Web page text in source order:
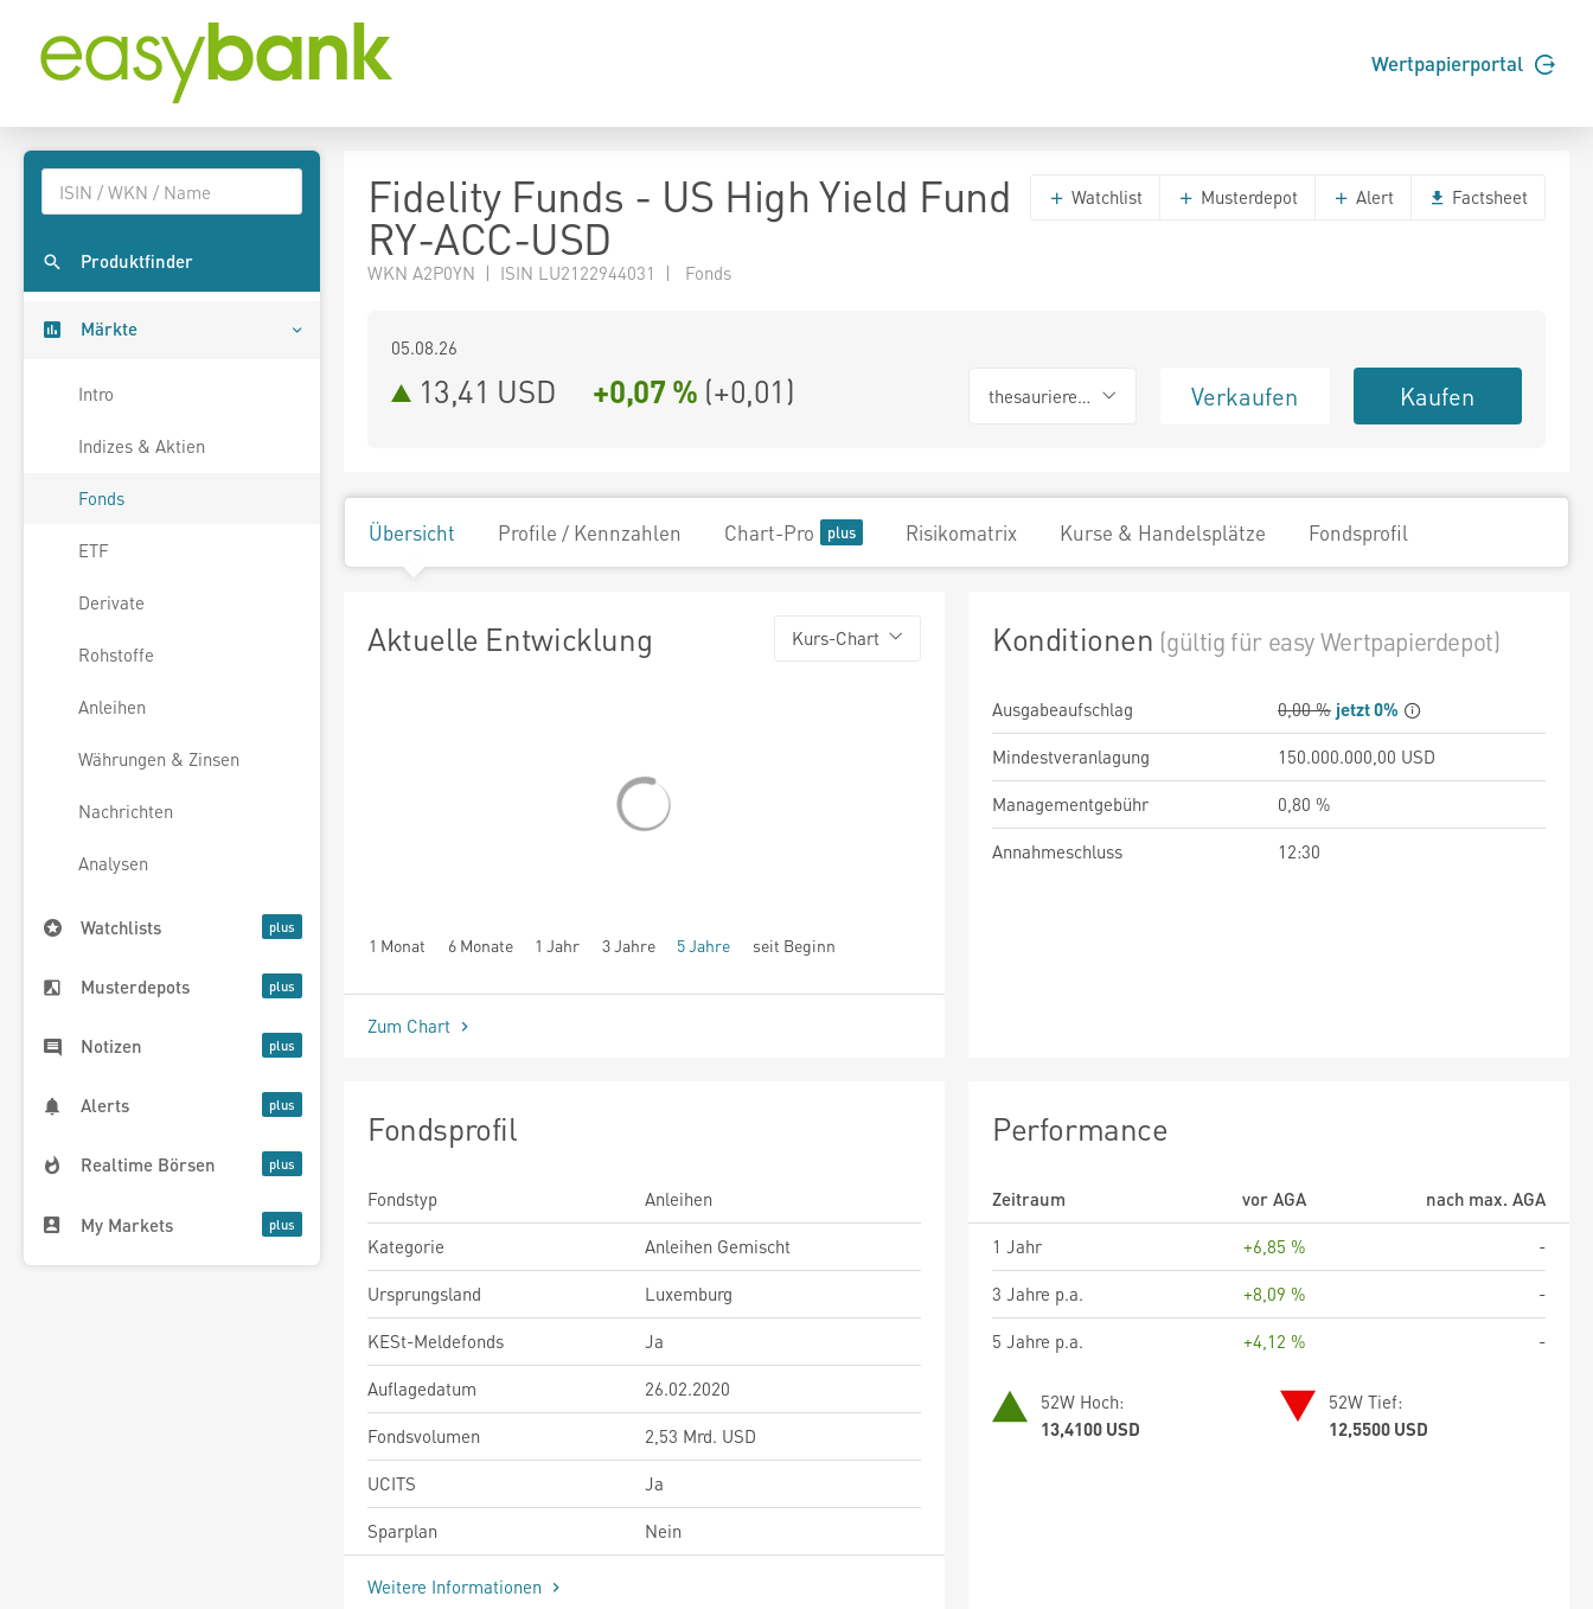
Wertpapierportal
Produktfinder
Märkte
Intro
Indizes & Aktien
Fonds
ETF
Derivate
Rohstoffe
Anleihen
Währungen & Zinsen
Nachrichten
Analysen
Watchlists
Musterdepots
Notizen
Alerts
Realtime Börsen
My Markets
Fidelity Funds - US High Yield Fund
RY-ACC-USD
WKN A2P0YN | ISIN LU2122944031 | Fonds
Watchlist Musterdepot Alert Factsheet
05.08.26
13,41 USD +0,07 % (+0,01) thesaurierend Verkaufen Kaufen
Übersicht Profile / Kennzahlen Chart-Pro Risikomatrix Kurse & Handelsplätze Fondsprofil
Aktuelle Entwicklung Kurs-Chart
1 Monat 6 Monate 1 Jahr 3 Jahre 5 Jahre seit Beginn
Zum Chart
Konditionen (gültig für easy Wertpapierdepot)
Ausgabeaufschlag 0,00 % jetzt 0%
Mindestveranlagung
150.000.000,00 USD
Managementgebühr
0,80 %
Annahmeschluss
12:30
Fondsprofil
Fondstyp
Anleihen
Kategorie
Anleihen Gemischt
Ursprungsland
Luxemburg
KESt-Meldefonds
Ja
Auflagedatum
26.02.2020
Fondsvolumen
2,53 Mrd. USD
UCITS
Ja
Sparplan
Nein
Weitere Informationen
Performance
Zeitraum vor AGA
nach max. AGA
1 Jahr
+6,85 %
-
3 Jahre p.a.
+8,09 %
-
5 Jahre p.a.
+4,12 % -
52W Hoch:
13,4100 USD
52W Tief:
12,5500 USD